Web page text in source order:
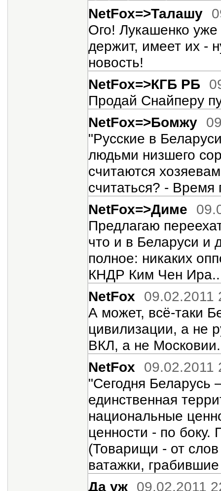
NetFоx=>Талашу
Ого! Лукашенко
держит, имеет их -
новость!
NetFox=>КГБ РБ
Продай Снайперу
NetFox=>Бомжу
"Русские в
людьми низшего
считаются
считаться? - Время
NetFox=>Диме
Предлагаю
что и в Беларуси и
полное: никаких
КНДР Ким Чен
NetFox
09.02.2011
А может, всё-таки
цивилизации, а не
ВКЛ, а не Московии.
NetFox
09.02.2011
"Сегодня Беларусь
единственная
национальные
ценности - по
(Товарищи - от
ватажки,
Да уж 09.02.2011